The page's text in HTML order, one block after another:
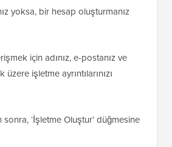
yoksa, bir hesap oluşturmanız
için adınız, e-postanız ve
işletme ayrıntılarınızı
‘İşletme Oluştur’ düğmesine